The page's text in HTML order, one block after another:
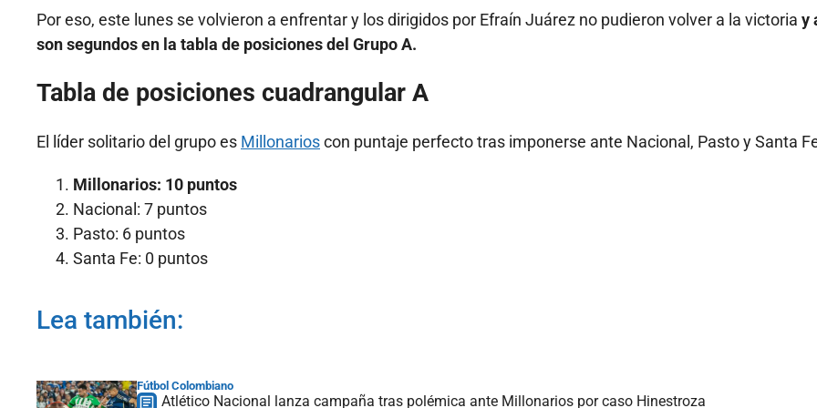
Por eso, este lunes se volvieron a enfrentar y los dirigidos por Efraín Juárez no pudieron volver a la victoria y
son segundos en la tabla de posiciones del Grupo A.
Tabla de posiciones cuadrangular A
El líder solitario del grupo es Millonarioscon puntaje perfecto tras imponerse ante Nacional, Pasto y Santa
Millonarios: 10 puntos
Nacional: 7 puntos
Pasto: 6 puntos
Santa Fe: 0 puntos
Lea también:
Fútbol Colombiano
Atlético Nacional lanza campaña tras polémica ante Millonarios por caso Hinestroza